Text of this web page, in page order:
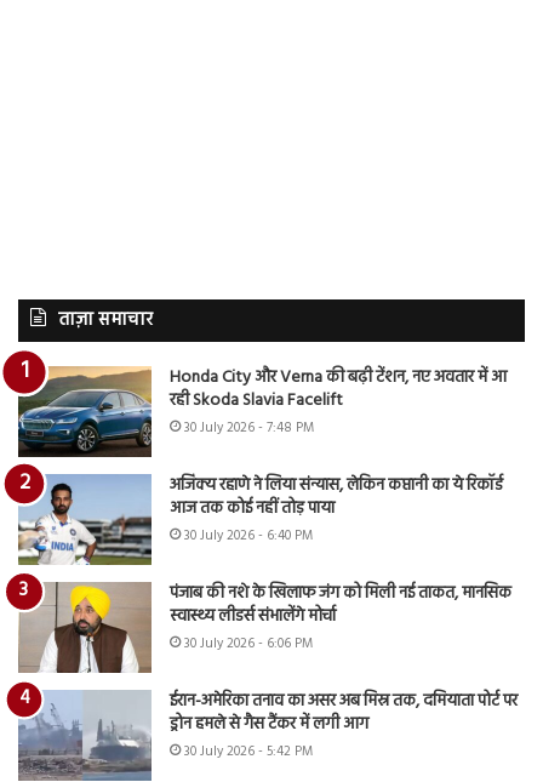
ताज़ा समाचार
Honda City और Verna की बढ़ी टेंशन, नए अवतार में आ
रही Skoda Slavia Facelift
30 July 2026 - 7:48 PM
अजिंक्य रहाणे ने लिया संन्यास, लेकिन कप्तानी का ये रिकॉर्ड
आज तक कोई नहीं तोड़ पाया
30 July 2026 - 6:40 PM
पंजाब की नशे के खिलाफ जंग को मिली नई ताकत, मानसिक
स्वास्थ्य लीडर्स संभालेंगे मोर्चा
30 July 2026 - 6:06 PM
ईरान-अमेरिका तनाव का असर अब मिस्र तक, दमियाता पोर्ट पर
ड्रोन हमले से गैस टैंकर में लगी आग
30 July 2026 - 5:42 PM